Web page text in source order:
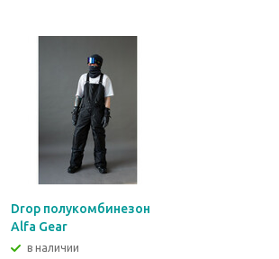
Drop полукомбинезон
Alfa Gear
в наличии